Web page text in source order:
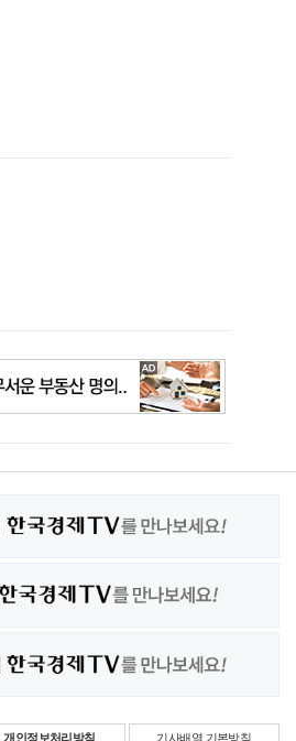
개인정보처리방침 기사배열 기본방침